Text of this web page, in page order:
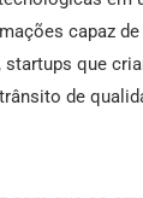
capaz
que
de